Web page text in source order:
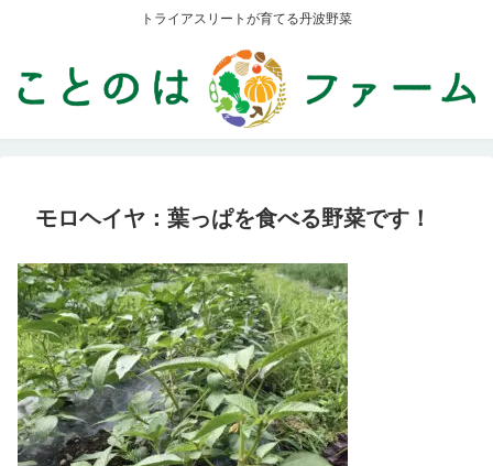
トライアスリートが育てる丹波野菜
モロヘイヤ：葉っぱを食べる野菜です！